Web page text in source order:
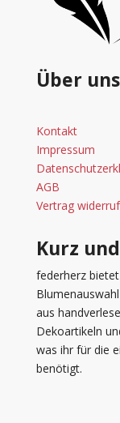
Über uns
Kontakt
Impressum
AGB
Vertrag
Kurz
federherz
aus
Dekoartikeln
was ihr für die
benötigt.